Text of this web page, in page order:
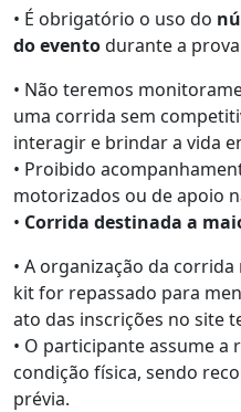
• É obrigatório o uso do
do eventodurante a
• Não teremos
uma corrida sem
interagir e brindar a vida
• Proibido
motorizados ou de apoio
• Corrida destinada a
• A organização da
kit for repassado para
ato das inscrições no site
• O participante assume
condição física, sendo
prévia.